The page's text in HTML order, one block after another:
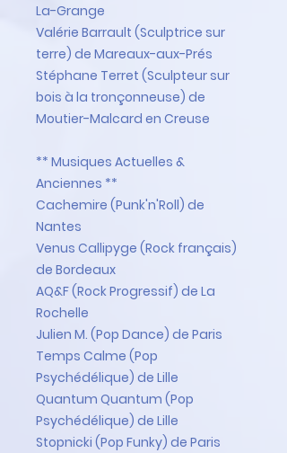
La-Grange
Valérie Barrault (Sculptrice sur
terre) de Mareaux-aux-Prés
Stéphane Terret (Sculpteur sur
bois à la tronçonneuse) de
Moutier-Malcard en Creuse
** Musiques Actuelles &
Anciennes **
Cachemire (Punk'n'Roll) de
Nantes
Venus Callipyge (Rock français)
de Bordeaux
AQ&F (Rock Progressif) de La
Rochelle
Julien M. (Pop Dance) de Paris
Temps Calme (Pop
Psychédélique) de Lille
Quantum Quantum (Pop
Psychédélique) de Lille
Stopnicki (Pop Funky) de Paris